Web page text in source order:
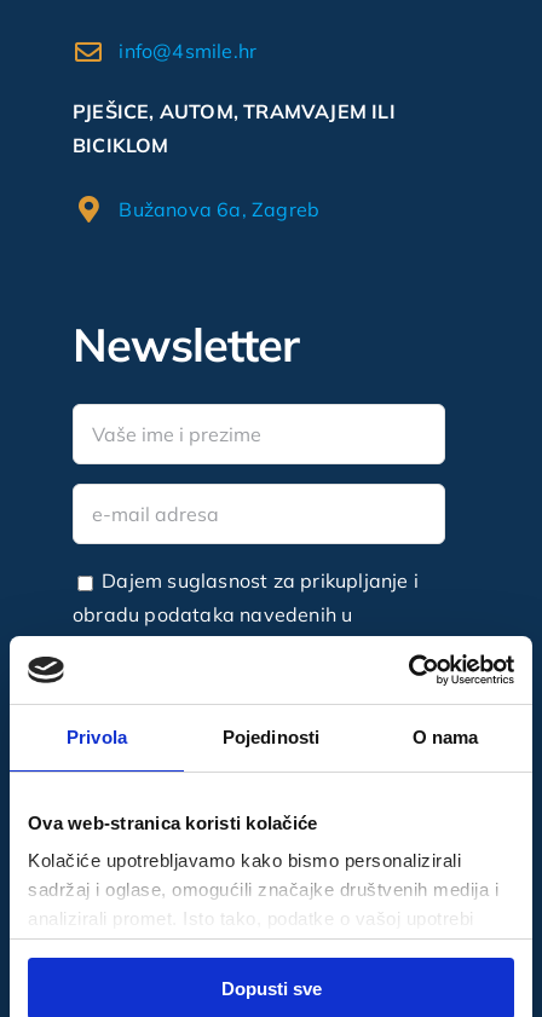
Privola Pojedinosti O nama
Ova web-stranica koristi kolačiće
Kolačiće upotrebljavamo kako bismo personalizirali
sadržaj i oglase, omogućili značajke društvenih medija i
analizirali promet. Isto tako, podatke o vašoj upotrebi
drugim podacima koje ste im pružili ili koje su prikupili
Dopusti sve
info@4smile.hr
PJEŠICE, AUTOM, TRAMVAJEM ILI
BICIKLOM
Bužanova 6a, Zagreb
Newsletter
Dajem suglasnost za prikupljanje i
obradu podataka navedenih u
Facebook